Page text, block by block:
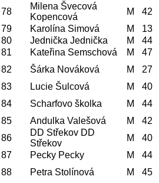
78
Milena Švecová
Kopencová
M 42
79
Karolína Simová M 13
80
Jednička Jednička M 44
81
Kateřina Semschová M 47
82
Šárka Nováková M 27
83
Lucie Šulcová M 40
84
Scharfovo školka M 44
85
Andulka Valešová M 42
86
DD Střekov DD
Střekov
M 40
87
Pecky Pecky M 44
88
Petra Stolínová M 45